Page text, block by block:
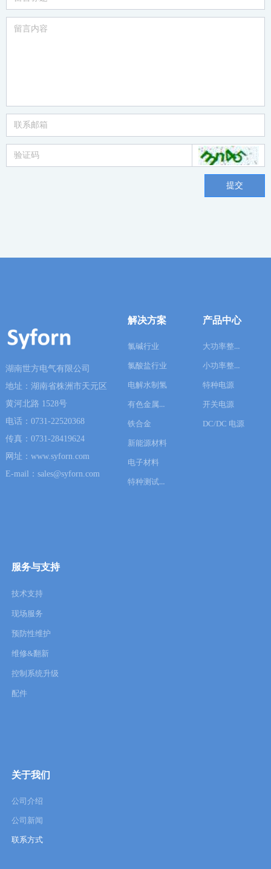
提交
湖南世方电气有限公司
地址：湖南省株洲市天元区
黄河北路 1528号
电话：0731-22520368
传真：0731-28419624
网址：www.syforn.com
E-mail：sales@syforn.com
解决方案
氯碱行业
氯酸盐行业
电解水制氢
有色金属冶炼
铁合金
新能源材料
电子材料
特种测试电源
产品中心
大功率整流器
小功率整流器
特种电源
开关电源
DC/DC 电源
服务与支持
技术支持
现场服务
预防性维护
维修&翻新
控制系统升级
配件
关于我们
公司介绍
公司新闻
联系方式